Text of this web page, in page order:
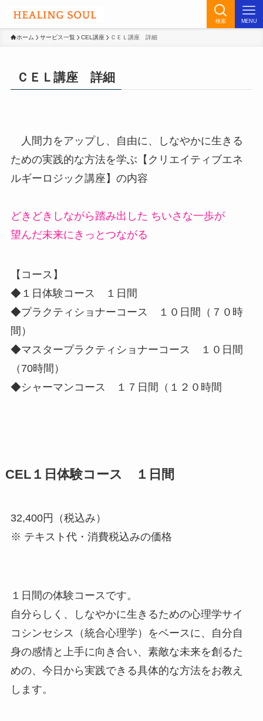
検索 MENU
ホーム サービス一覧 CEL講座 ＣＥＬ講座 詳細
ＣＥＬ講座 詳細
人間力をアップし、自由に、しなやかに生きる
ための実践的な方法を学ぶ【クリエイティブエネ
ルギーロジック講座】の内容
どきどきしながら踏み出した ちいさな一歩が
望んだ未来にきっとつながる
【コース】
◆１日体験コース １日間
◆プラクティショナーコース １０日間（７０時
間）
◆マスタープラクティショナーコース １０日間
（70時間）
◆シャーマンコース １７日間（１２０時間
CEL１日体験コース １日間
32,400円（税込み）
※ テキスト代・消費税込みの価格
１日間の体験コースです。
自分らしく、しなやかに生きるための心理学サイ
コシンセシス（統合心理学）をベースに、自分自
身の感情と上手に向き合い、素敵な未来を創るた
めの、今日から実践できる具体的な方法をお教え
します。